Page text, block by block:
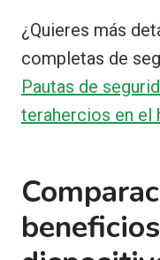
¿Quieres más
completas de
Pautas de
terahercios en el